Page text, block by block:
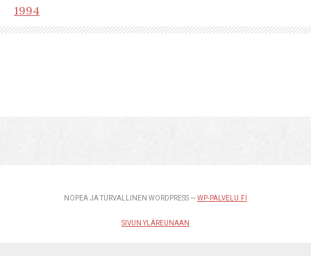
1994
NOPEA JA TURVALLINEN WORDPRESS — WP-PALVELU.FI
SIVUN YLÄREUNAAN